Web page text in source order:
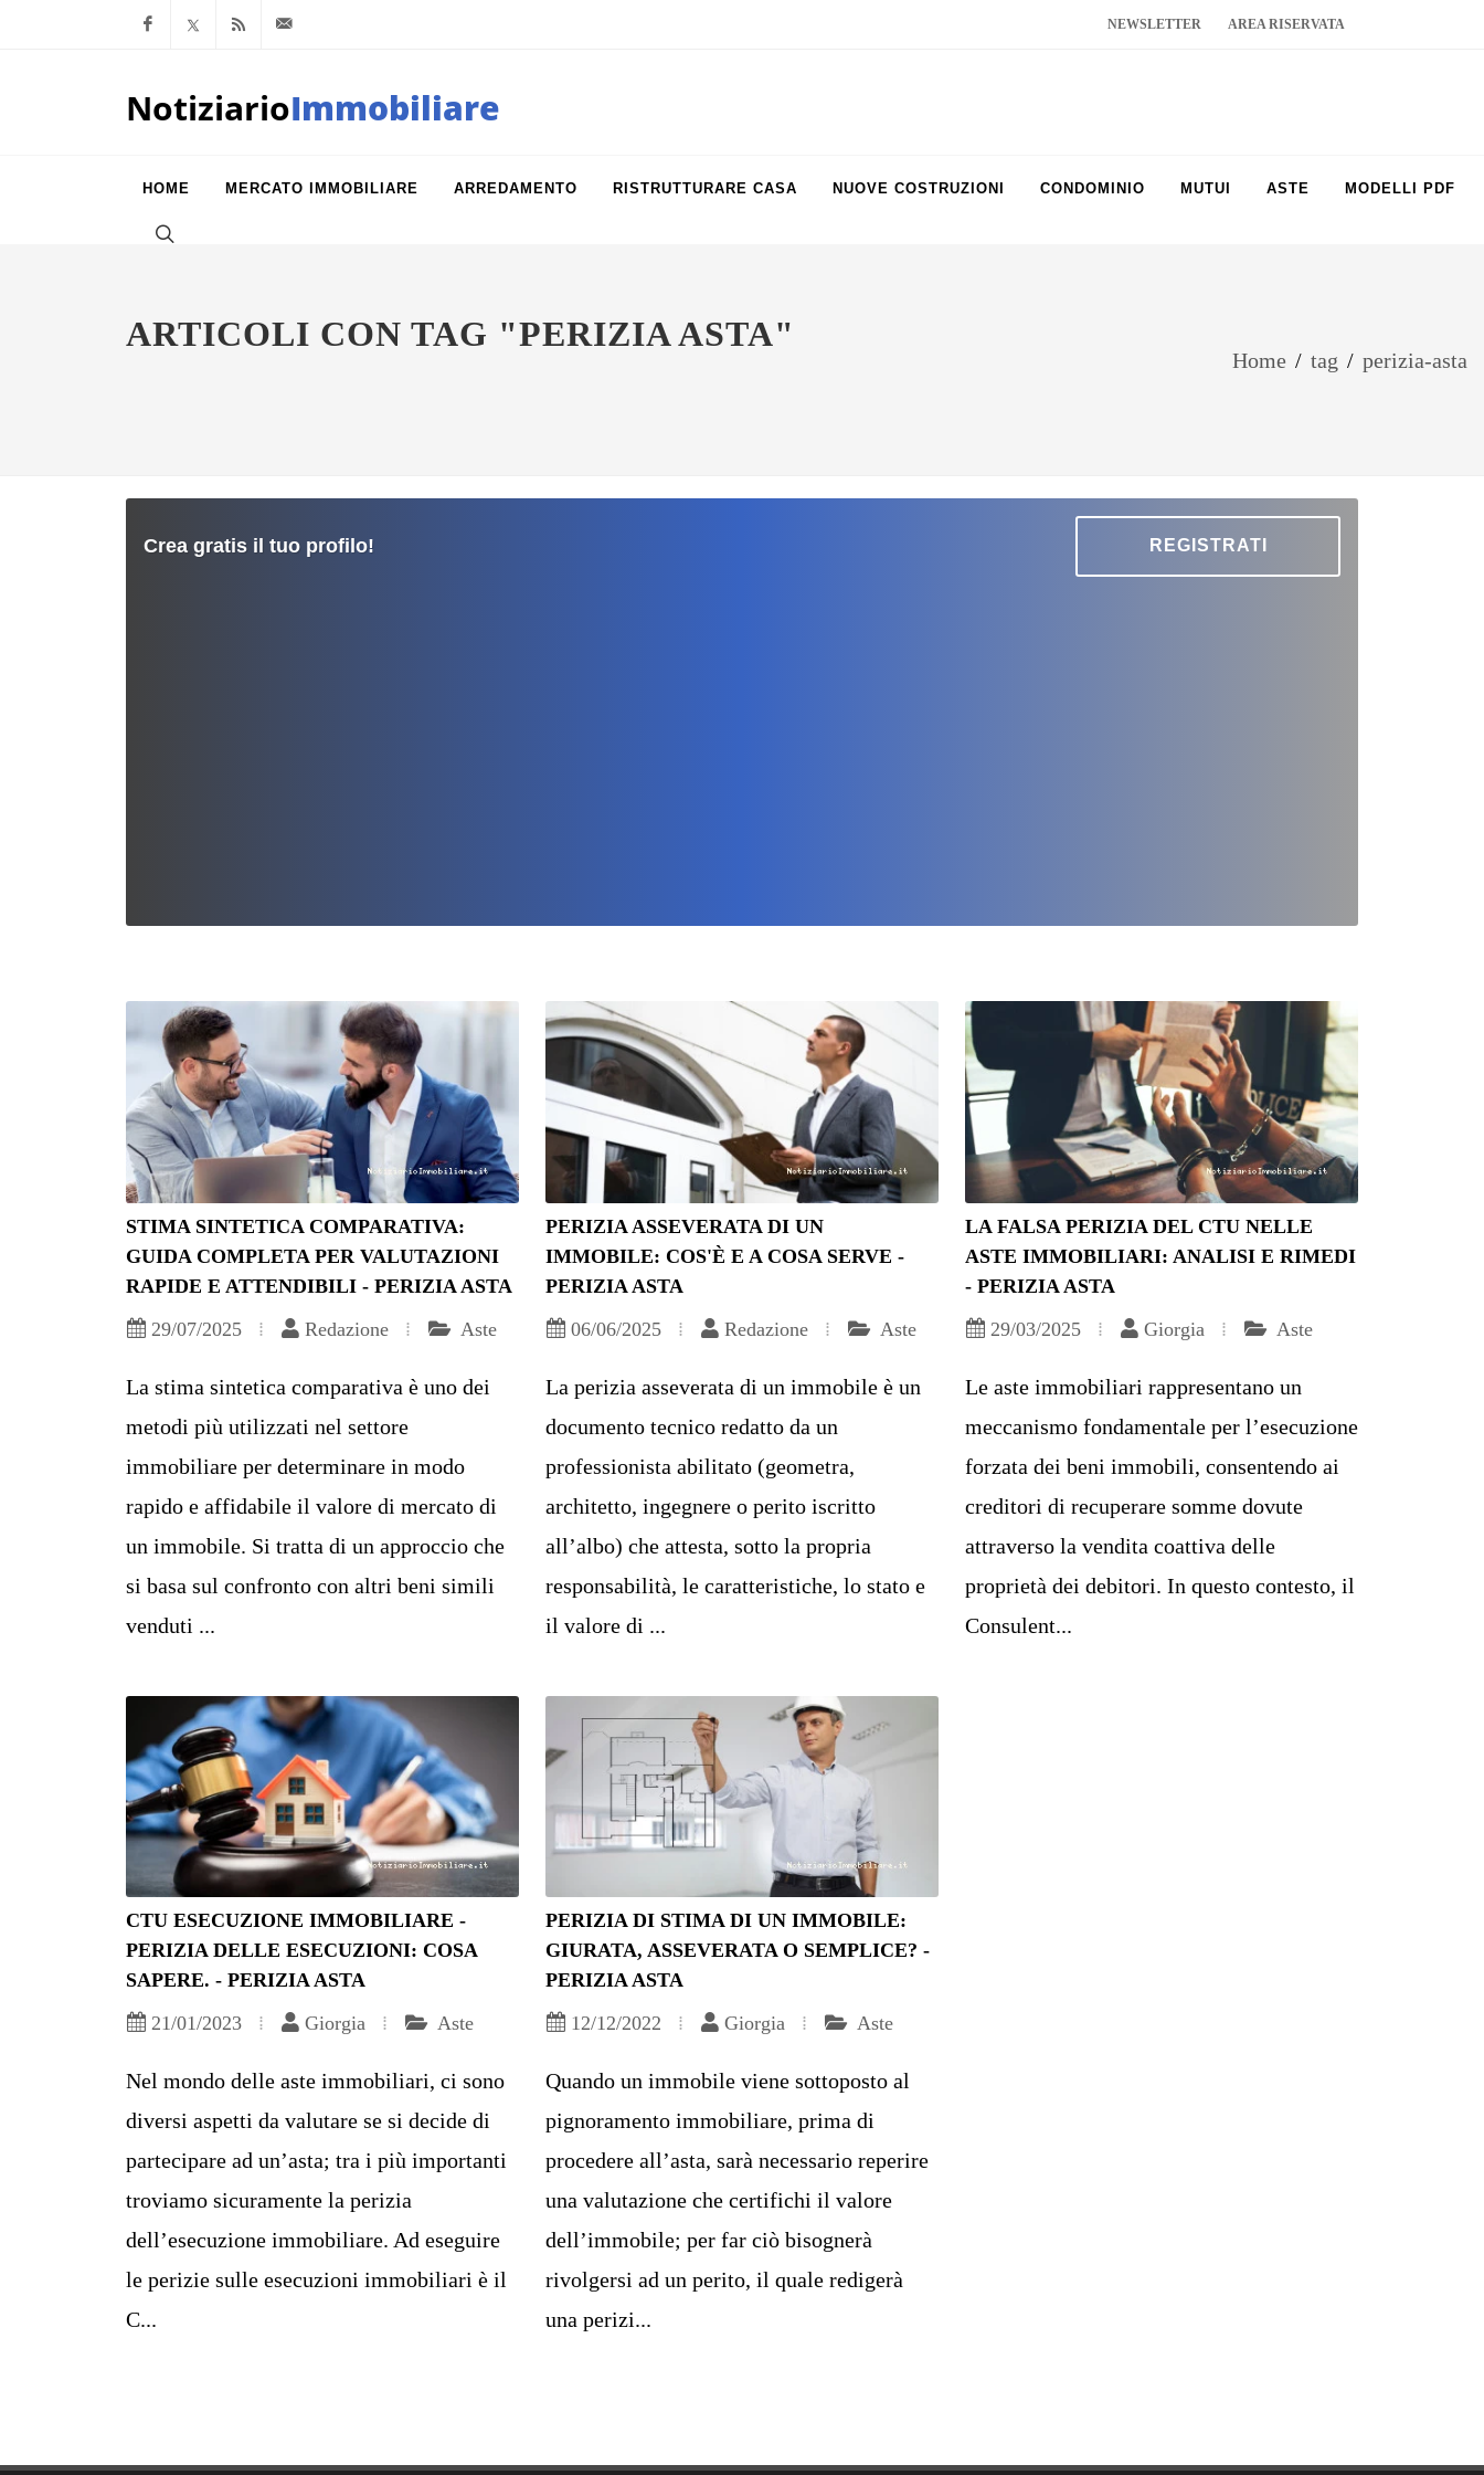
Facebook
x.com Feed RSS NEWSLETTER AREA RISERVATA
NotiziarioImmobiliare
HOME MERCATO IMMOBILIARE ARREDAMENTO RISTRUTTURARE CASA NUOVE COSTRUZIONI CONDOMINIO MUTUI ASTE MODELLI PDF
ARTICOLI CON TAG "PERIZIA ASTA"
Home / tag / perizia-asta
Crea gratis il tuo profilo! REGISTRATI
STIMA SINTETICA COMPARATIVA:
GUIDA COMPLETA PER VALUTAZIONI
RAPIDE E ATTENDIBILI - PERIZIA ASTA
29/07/2025
Redazione Aste
La stima sintetica comparativa è uno dei
metodi più utilizzati nel settore
immobiliare per determinare in modo
rapido e affidabile il valore di mercato di
un immobile. Si tratta di un approccio che
si basa sul confronto con altri beni simili
venduti ...
PERIZIA ASSEVERATA DI UN
IMMOBILE: COS'È E A COSA SERVE -
PERIZIA ASTA
06/06/2025
Redazione Aste
La perizia asseverata di un immobile è un
documento tecnico redatto da un
professionista abilitato (geometra,
architetto, ingegnere o perito iscritto
all’albo) che attesta, sotto la propria
responsabilità, le caratteristiche, lo stato e
il valore di ...
LA FALSA PERIZIA DEL CTU NELLE
ASTE IMMOBILIARI: ANALISI E RIMEDI
- PERIZIA ASTA
29/03/2025
Giorgia Aste
Le aste immobiliari rappresentano un
meccanismo fondamentale per l’esecuzione
forzata dei beni immobili, consentendo ai
creditori di recuperare somme dovute
attraverso la vendita coattiva delle
proprietà dei debitori. In questo contesto, il
Consulent...
CTU ESECUZIONE IMMOBILIARE -
PERIZIA DELLE ESECUZIONI: COSA
SAPERE. - PERIZIA ASTA
21/01/2023
Giorgia Aste
Nel mondo delle aste immobiliari, ci sono
diversi aspetti da valutare se si decide di
partecipare ad un’asta; tra i più importanti
troviamo sicuramente la perizia
dell’esecuzione immobiliare. Ad eseguire
le perizie sulle esecuzioni immobiliari è il
C...
PERIZIA DI STIMA DI UN IMMOBILE:
GIURATA, ASSEVERATA O SEMPLICE? -
PERIZIA ASTA
12/12/2022
Giorgia Aste
Quando un immobile viene sottoposto al
pignoramento immobiliare, prima di
procedere all’asta, sarà necessario reperire
una valutazione che certifichi il valore
dell’immobile; per far ciò bisognerà
rivolgersi ad un perito, il quale redigerà
una perizi...